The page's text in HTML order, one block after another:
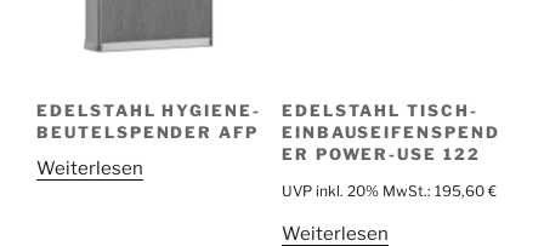
EDELSTAHL HYGIENE-
BEUTELSPENDER AFP
Weiterlesen
EDELSTAHL TISCH-
EINBAUSEIFENSPEND
ER POWER-USE 122
UVP inkl. 20% MwSt.: 195,60 €
Weiterlesen